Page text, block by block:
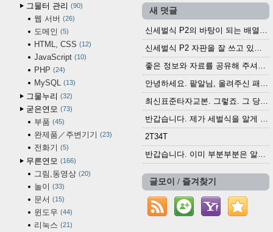
그물터 관리 90
웹 서버 26
도메인 5
HTML, CSS 12
JavaScript 10
PHP 24
MySQL 13
그물누리 32
굳은연모 73
부품 45
완제품／주변기기 23
전화기 5
무른연모 166
그림,동영상 20
놀이 33
문서 15
윈도우 44
리눅스 21
새 덧글
최신표준타자교본. 그렇죠. 그 당시에 최신 표준...
2T34T
반갑습니다. 이미 부분부분은 알려진 정보들이...
글모이 / 즐겨찾기